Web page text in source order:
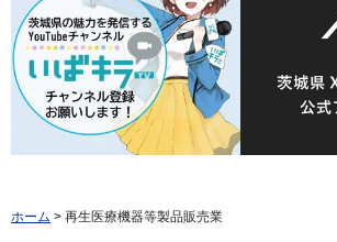
ホーム > 再生医療機器等製品販売業